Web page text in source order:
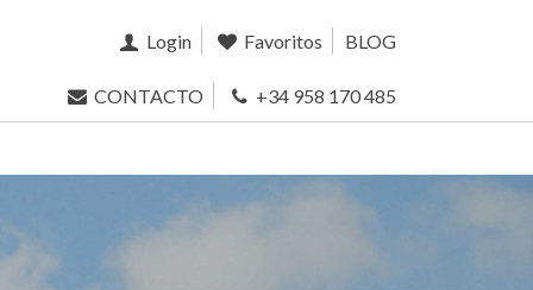
Login Favoritos BLOG
CONTACTO +34 958 170 485